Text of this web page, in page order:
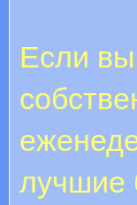
Если
лучшие